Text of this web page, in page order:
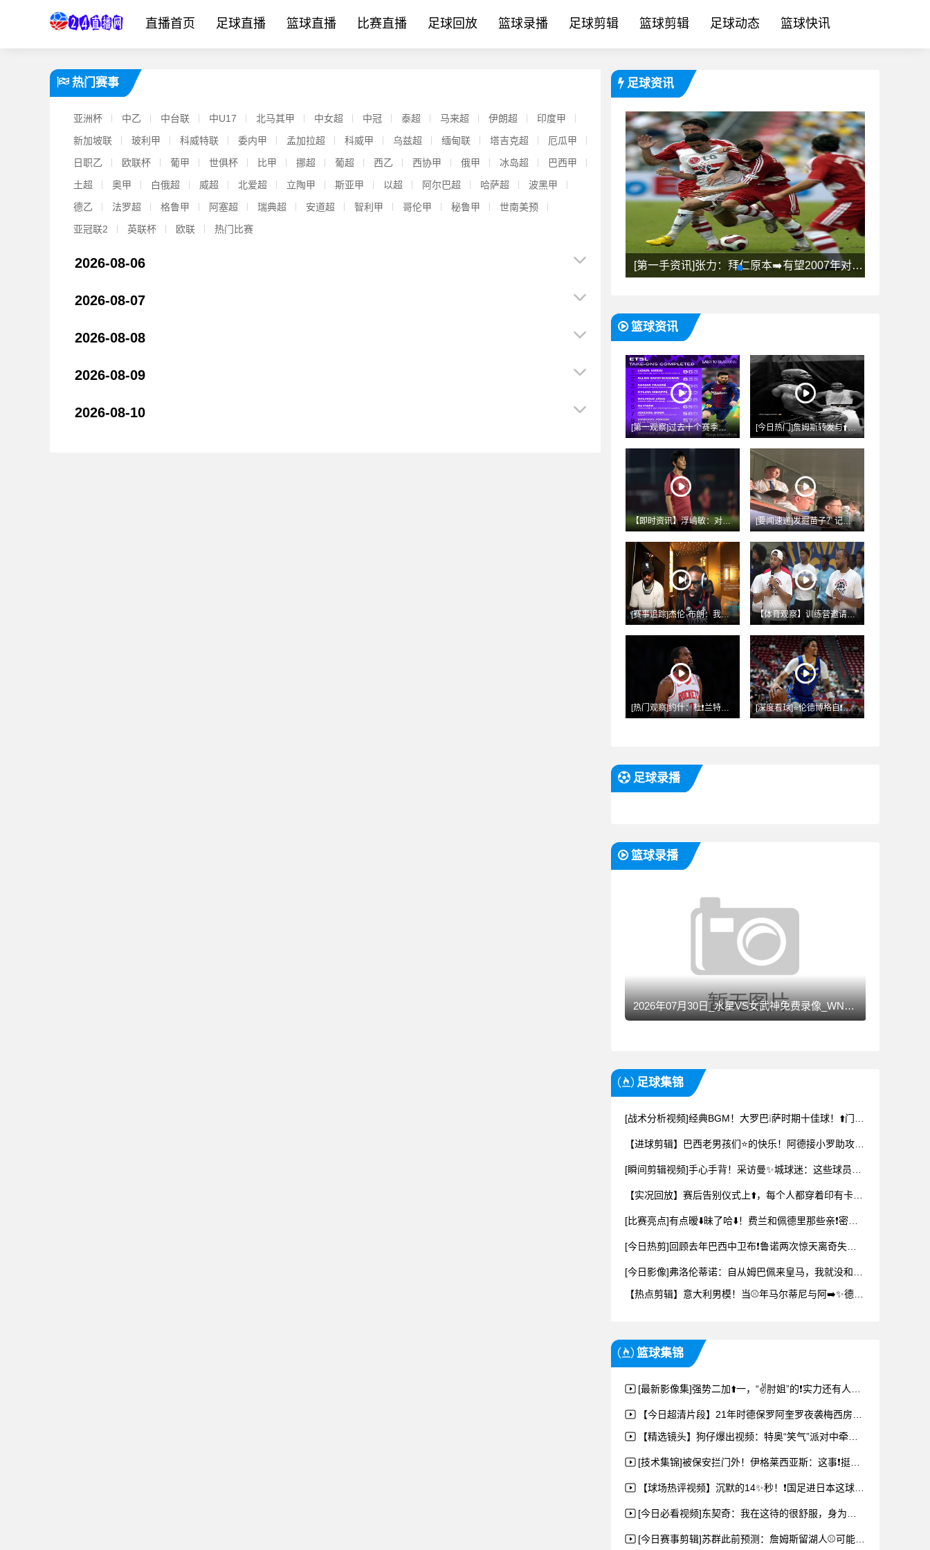
直播首页 足球直播 篮球直播 比赛直播 足球回放 篮球录播 足球剪辑 篮球剪辑 足球动态 篮球快讯
热门赛事
亚洲杯 中乙 中台联 中U17 北马其甲 中女超 中冠 泰超 马来超 伊朗超
印度甲
新加坡联
玻利甲 科威特联 委内甲 孟加拉超 科威甲 乌兹超 缅甸联 塔吉克超
厄瓜甲
日职乙
欧联杯 葡甲 世俱杯 比甲 挪超 葡超 西乙 西协甲 俄甲 冰岛超
巴西甲
土超
奥甲 白俄超 威超 北爱超 立陶甲 斯亚甲 以超 阿尔巴超 哈萨超
波黑甲
德乙
法罗超 格鲁甲 阿塞超 瑞典超 安道超 智利甲 哥伦甲 秘鲁甲
世南美预
亚冠联2
英联杯 欧联 热门比赛
2026-08-06
2026-08-07
2026-08-08
2026-08-09
2026-08-10
足球资讯
[马德里竞技]记者：阿尔瓦雷斯依然想去巴萨，后者做出承诺✌️ [第一手资讯]张力：拜仁原本➡️有望2007年对阵国足，但时
篮球资讯
[第一观察]过去十个赛季五大联赛完成过人榜：梅✨西953次领 [今日热门]詹姆斯转发与⬆️马克西训练照：我们全神贯注！马克
【即时资讯】浮嶋敏：对阵阿森纳U17⚾锻炼价值非常大，5天4 [要闻速递]发掘苗子？记者：曼城CEO索里亚诺⬆️、总监维亚
[赛事追踪]杰伦·布朗：我感觉自⬇️己有点不被❗尊重 我还以 【体育观察】训练营邀请库里助阵！穆迪：脑✌️海中的愿景变成现
[热门观察]约什：杜❗兰特用小号批评队友影响恶劣 因很多孩子 [深度看球]⭐伦德博格自❗曝去年遭勇⚾士锐评：像个蠢货
足球录播
篮球录播
2026年07月30日_水星VS女武神免费录像_WNBA录像
足球集锦
篮球集锦
[最新影像集]强势二加⬆️一，“✌️肘姐”的❗实力还有人质疑？
【今日超清片段】21年时德保罗阿奎罗夜袭梅西房间，唱生日歌送❕奇葩礼物~
【精选镜头】狗仔爆出视频：特奥“笑气”派对中牵头⬆⬇️️找应召女郎，与其一起狂欢
[技术集锦]被保安拦门外！伊格莱西亚斯：这事❗挺有意思的，其他人也遇⚾到过！
【球场热评视频】沉默的14✨秒！❗国足进日本这球与❗比利时世界杯绝杀日本一模一样
[今日必看视频]东契奇：我在这待的很舒服，身为湖人一员⚽对我来说意义非凡
[今日赛事剪辑]苏群此前预测：詹姆斯留湖人⚾可能➡️性很低了，可能回骑士或去勇士